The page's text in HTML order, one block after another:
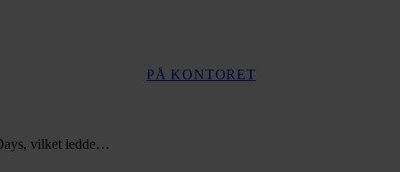
PÅ KONTORET
vilket ledde…